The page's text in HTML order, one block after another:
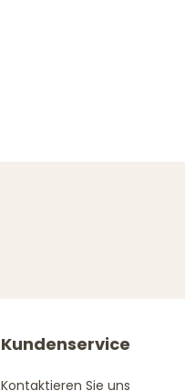
Kundenservice
Kontaktieren Sie uns